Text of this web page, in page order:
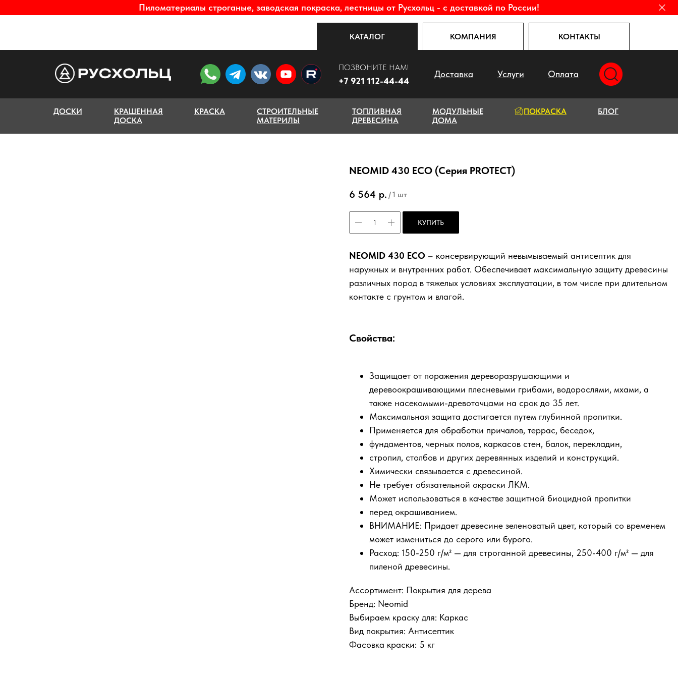
Пиломатериалы строганые, заводская покраска, лестницы от Русхольц - с доставкой по России!
ПОЗВОНИТЕ НАМ!
+7 921 112-44-44
КАТАЛОГ КОНТАКТЫ
КОМПАНИЯ
Доставка Услуги Оплата
ДОСКИ
СТРОИТЕЛЬНЫЕ
МАТЕРИЛЫ
КРАСКА
ТОПЛИВНАЯ
ДРЕВЕСИНА
МОДУЛЬНЫЕ
ДОМА
БЛОГ
КРАШЕННАЯ
ДОСКА
ПОКРАСКА
NEOMID 430 ECO (Серия PROTECT)
6 564 р. /1 шт
КУПИТЬ
NEOMID 430 ECO – консервирующий невымываемый антисептик для
наружных и внутренних работ. Обеспечивает максимальную защиту древесины
различных пород в тяжелых условиях эксплуатации, в том числе при длительном
контакте с грунтом и влагой.
Свойства:
Защищает от поражения дереворазрушающими и
деревоокрашивающими плесневыми грибами, водорослями, мхами, а
также насекомыми-древоточцами на срок до 35 лет.
Максимальная защита достигается путем глубинной пропитки.
Применяется для обработки причалов, террас, беседок,
фундаментов, черных полов, каркасов стен, балок, перекладин,
стропил, столбов и других деревянных изделий и конструкций.
Химически связывается с древесиной.
Не требует обязательной окраски ЛКМ.
Может использоваться в качестве защитной биоцидной пропитки
перед окрашиванием.
ВНИМАНИЕ: Придает древесине зеленоватый цвет, который со временем
может измениться до серого или бурого.
Расход: 150-250 г/м² — для строганной древесины, 250-400 г/м² — для
пиленой древесины.
Ассортимент: Покрытия для дерева
Бренд: Neomid
Выбираем краску для: Каркас
Вид покрытия: Антисептик
Фасовка краски: 5 кг